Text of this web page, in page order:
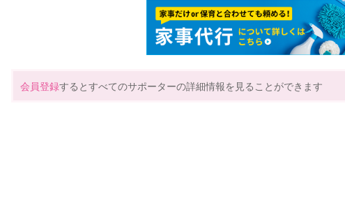
会員登録するとすべてのサポーターの詳細情報を見ることができます